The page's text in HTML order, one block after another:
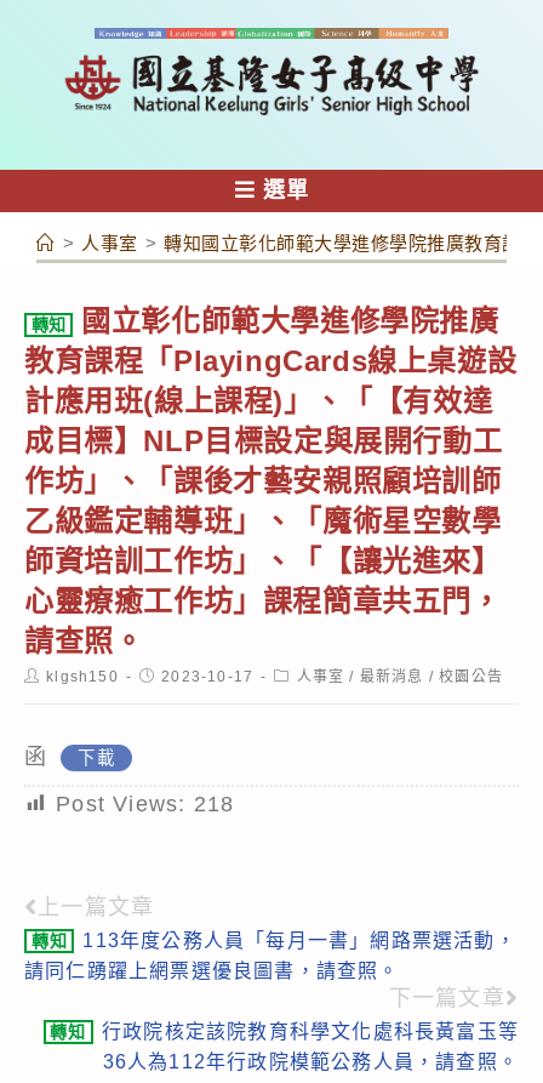
容
選單
> 人事室 > 轉知國立彰化師範大學進修學院推廣教育課
轉知
國立彰化師範大學進修學院推廣
教育課程「PlayingCards線上桌遊設
計應用班(線上課程)」、「【有效達
成目標】NLP目標設定與展開行動工
作坊」、「課後才藝安親照顧培訓師
乙級鑑定輔導班」、「魔術星空數學
師資培訓工作坊」、「【讓光進來】
心靈療癒工作坊」課程簡章共五門，
請查照。
Postklgsh150
Post2023-10-17
Post人事室 / 最新消息 / 校園公告
函 下載
Post Views: 218
Read
more
上一篇文章
轉知
113年度公務人員「每月一書」網路票選活動，
請同仁踴躍上網票選優良圖書，請查照。
下一篇文章
轉知
行政院核定該院教育科學文化處科長黃富玉等
36人為112年行政院模範公務人員，請查照。